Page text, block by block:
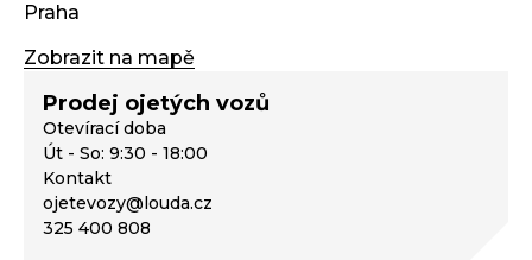
Praha
Zobrazit na mapě
Prodej ojetých vozů
Otevírací doba
Út - So: 9:30 - 18:00
Kontakt
ojetevozy@louda.cz
325 400 808